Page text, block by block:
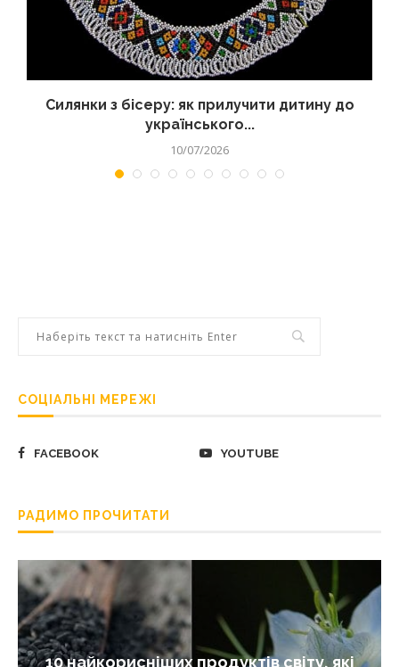
Силянки з бісеру: як прилучити дитину до
українського...
10/07/2026
СОЦІАЛЬНІ МЕРЕЖІ
FACEBOOK YOUTUBE
РАДИМО ПРОЧИТАТИ
10 найкорисніших продуктів світу, які